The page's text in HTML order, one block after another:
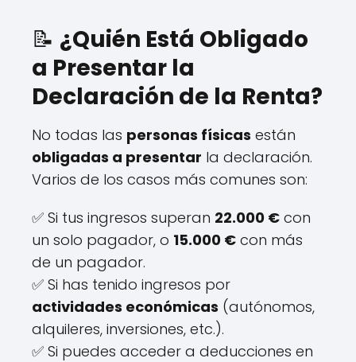
📝 ¿Quién Está Obligado
a Presentar la
Declaración de la Renta?
No todas las personas físicas están
obligadas a presentar la declaración.
Varios de los casos más comunes son:
✅ Si tus ingresos superan 22.000 € con
un solo pagador, o 15.000 € con más
de un pagador.
✅ Si has tenido ingresos por
actividades económicas (autónomos,
alquileres, inversiones, etc.).
✅ Si puedes acceder a deducciones en